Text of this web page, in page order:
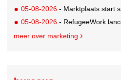
05-08-2026 - Marktplaats start
05-08-2026 - RefugeeWork lanceert vernieuwd
meer over marketing